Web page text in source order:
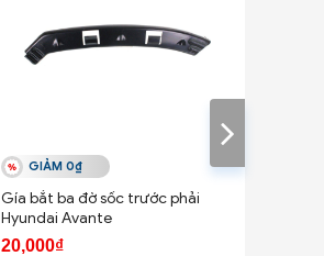
GIẢM 0₫
Gía bắt ba đờ sốc trước phải
Hyundai Avante
20,000₫